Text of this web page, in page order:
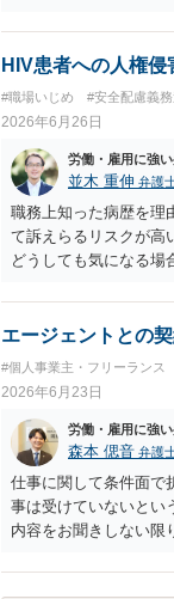
HIV患者への人権
#職場いじめ #安全配慮義務
2026年6月26日
労働・雇用に強
並木 重伸 弁護
職務上知った病歴を理
て訴えらるリスクが高
どうしても気になる場
エージェントとの
#個人事業主・フリーランス
2026年6月23日
労働・雇用に強
森本 偲音 弁護
仕事に関して条件面で
事は受けていないとい
内容をお聞きしない限